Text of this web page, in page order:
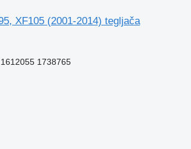
XF105 (2001-2014) tegljača
1738765